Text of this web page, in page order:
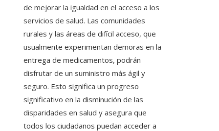
de mejorar la igualdad en el acceso a los
servicios de salud. Las comunidades
rurales y las áreas de difícil acceso, que
usualmente experimentan demoras en la
entrega de medicamentos, podrán
disfrutar de un suministro más ágil y
seguro. Esto significa un progreso
significativo en la disminución de las
disparidades en salud y asegura que
todos los ciudadanos puedan acceder a